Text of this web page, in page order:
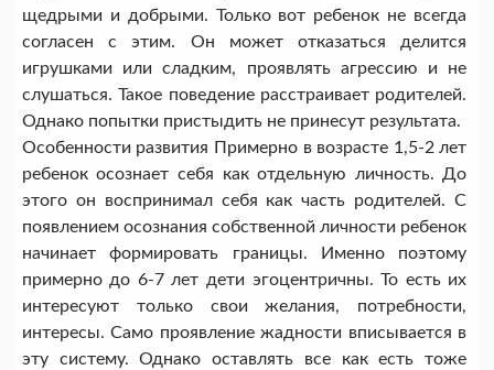
щедрыми и добрыми. Только вот ребенок не всегда
согласен с этим. Он может отказаться делится
игрушками или сладким, проявлять агрессию и не
слушаться. Такое поведение расстраивает родителей.
Однако попытки пристыдить не принесут результата.
Особенности развития Примерно в возрасте 1,5-2 лет
ребенок осознает себя как отдельную личность. До
этого он воспринимал себя как часть родителей. С
появлением осознания собственной личности ребенок
начинает формировать границы. Именно поэтому
примерно до 6-7 лет дети эгоцентричны. То есть их
интересуют только свои желания, потребности,
интересы. Само проявление жадности вписывается в
эту систему. Однако оставлять все как есть тоже